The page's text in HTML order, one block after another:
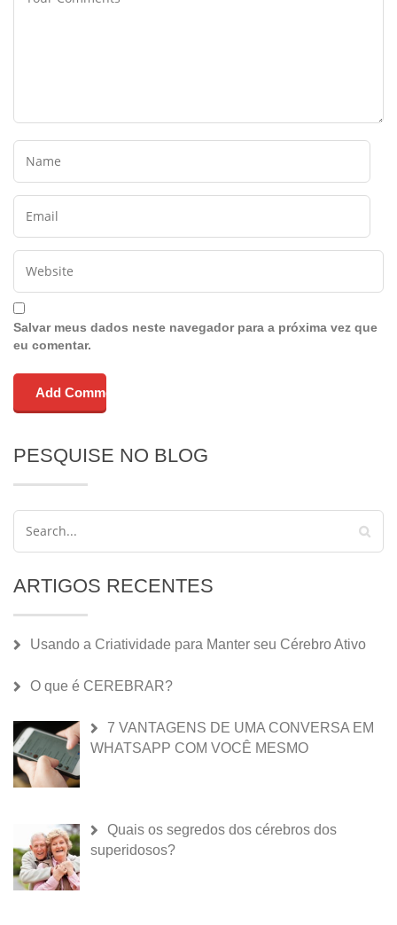
Salvar meus dados neste navegador para a próxima vez que
eu comentar.
PESQUISE NO BLOG
ARTIGOS RECENTES
Usando a Criatividade para Manter seu Cérebro Ativo
O que é CEREBRAR?
7 VANTAGENS DE UMA CONVERSA EM
WHATSAPP COM VOCÊ MESMO
Quais os segredos dos cérebros dos
superidosos?